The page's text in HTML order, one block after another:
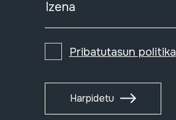
Izena
Pribatutasun politika
Harpidetu